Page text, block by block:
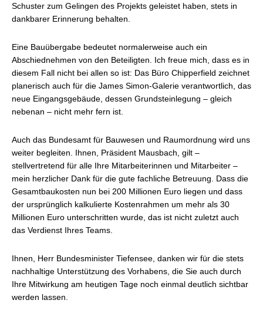
Schuster zum Gelingen des Projekts geleistet haben, stets in
dankbarer Erinnerung behalten.
Eine Bauübergabe bedeutet normalerweise auch ein
Abschiednehmen von den Beteiligten. Ich freue mich, dass es in
diesem Fall nicht bei allen so ist: Das Büro Chipperfield zeichnet
planerisch auch für die James Simon-Galerie verantwortlich, das
neue Eingangsgebäude, dessen Grundsteinlegung – gleich
nebenan – nicht mehr fern ist.
Auch das Bundesamt für Bauwesen und Raumordnung wird uns
weiter begleiten. Ihnen, Präsident Mausbach, gilt –
stellvertretend für alle Ihre Mitarbeiterinnen und Mitarbeiter –
mein herzlicher Dank für die gute fachliche Betreuung. Dass die
Gesamtbaukosten nun bei 200 Millionen Euro liegen und dass
der ursprünglich kalkulierte Kostenrahmen um mehr als 30
Millionen Euro unterschritten wurde, das ist nicht zuletzt auch
das Verdienst Ihres Teams.
Ihnen, Herr Bundesminister Tiefensee, danken wir für die stets
nachhaltige Unterstützung des Vorhabens, die Sie auch durch
Ihre Mitwirkung am heutigen Tage noch einmal deutlich sichtbar
werden lassen.